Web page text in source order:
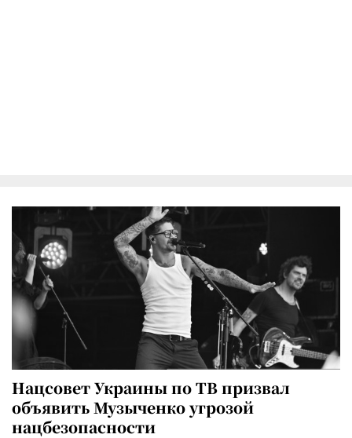
Нацсовет Украины по ТВ призвал
объявить Музыченко угрозой
нацбезопасности